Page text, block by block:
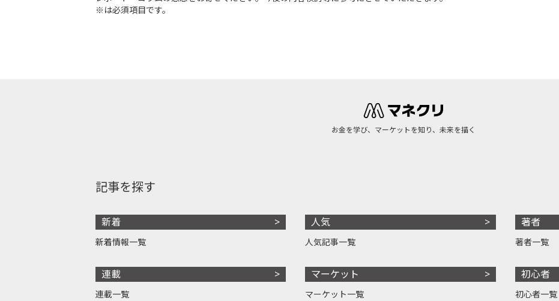
※は必須項目です。
お金を学び、マーケットを知り、未来を描く
記事を探す
新着
新着情報一覧
連載
連載一覧
人気
人気記事一覧
マーケット
マーケット一覧
著者
著者一覧
初心者
初心者一覧